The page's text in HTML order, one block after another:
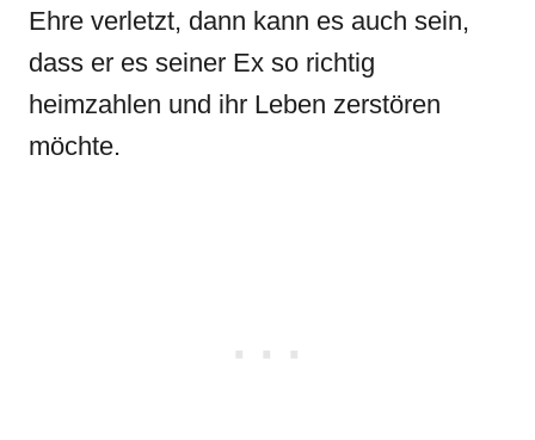
Ehre verletzt, dann kann es auch sein,
dass er es seiner Ex so richtig
heimzahlen und ihr Leben zerstören
möchte.